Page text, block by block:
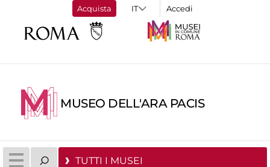
Acquista Accedi
MUSEO DELL'ARA PACIS
TUTTI I MUSEI